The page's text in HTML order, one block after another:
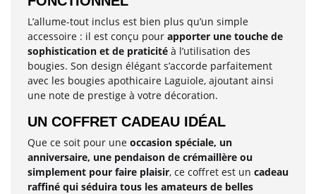
L’allume-tout inclus est bien plus qu’un simple
accessoire : il est conçu pour apporter une touche de
sophistication et de praticité à l’utilisation des
bougies. Son design élégant s’accorde parfaitement
avec les bougies apothicaire Laguiole, ajoutant ainsi
une note de prestige à votre décoration.
UN COFFRET CADEAU IDÉAL
Que ce soit pour une occasion spéciale, un
anniversaire, une pendaison de crémaillère ou
simplement pour faire plaisir, ce coffret est un cadeau
raffiné qui séduira tous les amateurs de belles